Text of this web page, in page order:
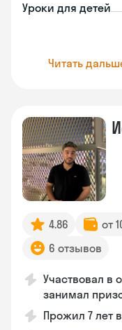
Уроки для детей
Читать
4.86 от
6 отзывов
Участвовал в
занимал
Прожил 7 лет